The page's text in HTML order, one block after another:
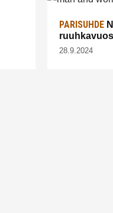
PARISUHDE
28.9.2024